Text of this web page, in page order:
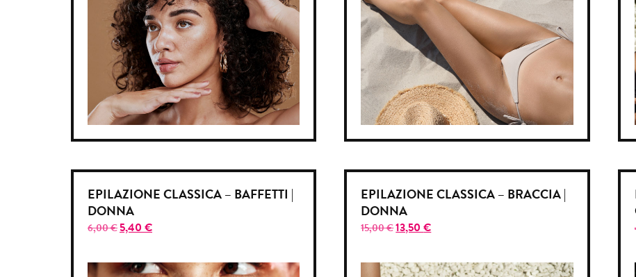
EPILAZIONE CLASSICA – BAFFETTI |
DONNA
6,00€5,40€
EPILAZIONE CLASSICA – BRACCIA |
DONNA
15,00€13,50€